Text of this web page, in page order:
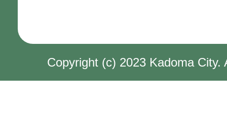
Copyright (c) 2023 Kadoma City.